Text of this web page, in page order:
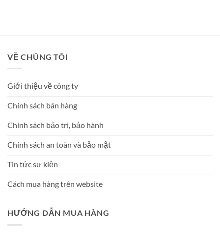
VỀ CHÚNG TÔI
Giới thiệu về công ty
Chính sách bán hàng
Chính sách bảo trì, bảo hành
Chính sách an toàn và bảo mật
Tin tức sự kiện
Cách mua hàng trên website
HƯỚNG DẪN MUA HÀNG